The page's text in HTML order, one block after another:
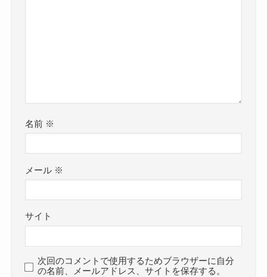
名前 ※
メール ※
サイト
次回のコメントで使用するためブラウザーに自分
の名前、メールアドレス、サイトを保存する。